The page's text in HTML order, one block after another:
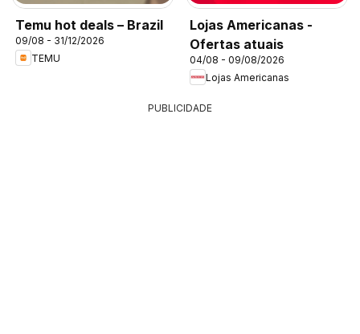
Temu hot deals – Brazil
09/08 - 31/12/2026
TEMU
Lojas Americanas -
Ofertas atuais
04/08 - 09/08/2026
Lojas Americanas
PUBLICIDADE